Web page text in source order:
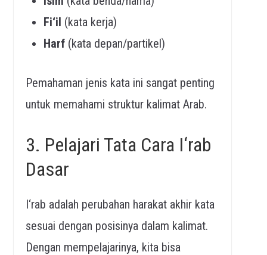
Fi‘il (kata kerja)
Harf(kata depan/partikel)
Pemahaman jenis kata ini sangat penting
untuk memahami struktur kalimat Arab.
3. Pelajari Tata Cara I‘rab
Dasar
I‘rab adalah perubahan harakat akhir kata
sesuai dengan posisinya dalam kalimat.
Dengan mempelajarinya, kita bisa